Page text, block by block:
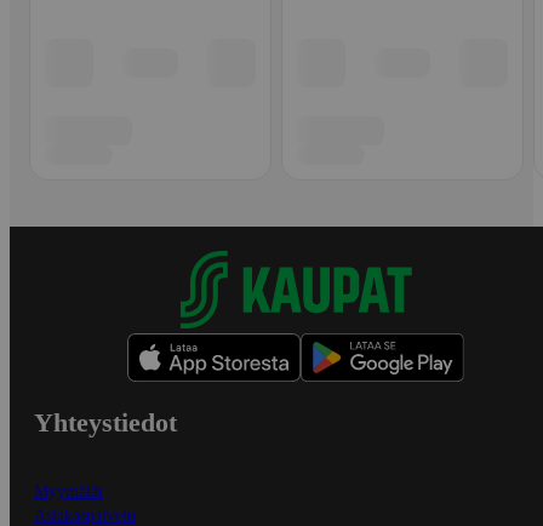
Yhteystiedot
Myymälät
Asiakaspalvelu